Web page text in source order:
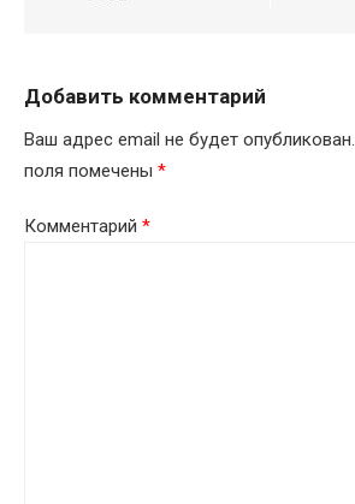
Добавить комментарий
Ваш адрес email не будет опубликован.
поля помечены *
Комментарий *